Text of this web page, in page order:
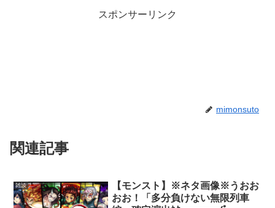
スポンサーリンク
mimonsuto
関連記事
雑談
【モンスト】※ネタ画像※うおお
おお！「多分負けない無限列車